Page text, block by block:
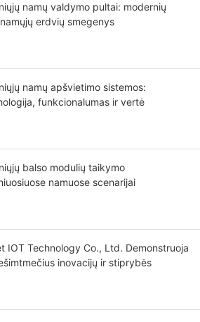
namų valdymo pultai: modernių
erdvių smegenys
namų apšvietimo sistemos:
funkcionalumas ir vertė
balso modulių taikymo
namuose scenarijai
IOT Technology Co., Ltd. Demonstruoja
inovacijų ir stiprybės